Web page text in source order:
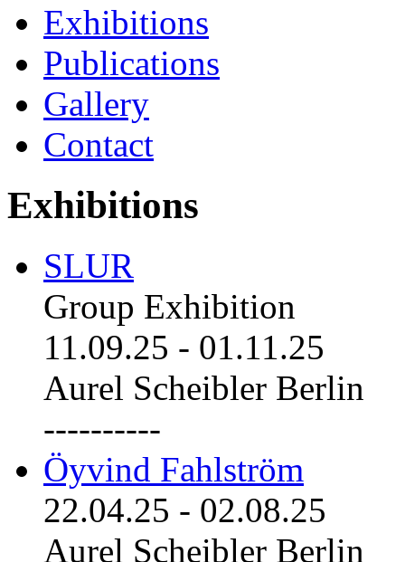
Exhibitions
Publications
Gallery
Contact
Exhibitions
SLUR
Group Exhibition
11.09.25 - 01.11.25
Aurel Scheibler Berlin
----------
Öyvind Fahlström
22.04.25 - 02.08.25
Aurel Scheibler Berlin